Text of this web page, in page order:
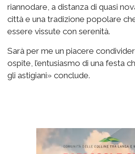
riannodare, a distanza di quasi
città e una tradizione popolare
essere vissute con serenità.
Sarà per me un piacere
ospite, l’entusiasmo di una festa
gli astigiani» conclude.